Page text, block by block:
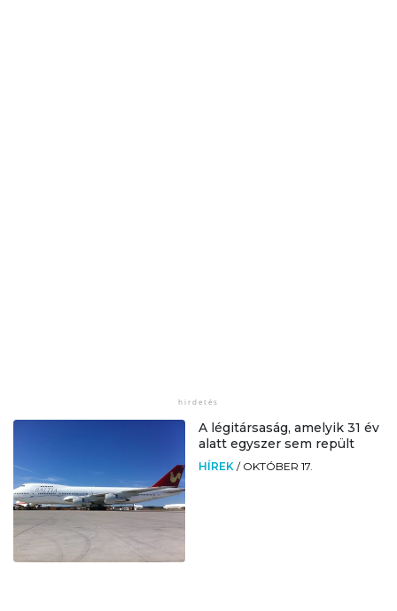
A légitársaság, amelyik 31 év
alatt egyszer sem repült
HÍREK / OKTÓBER 17.